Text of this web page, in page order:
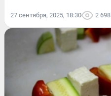
27 сентября, 2025, 18:30 2 698